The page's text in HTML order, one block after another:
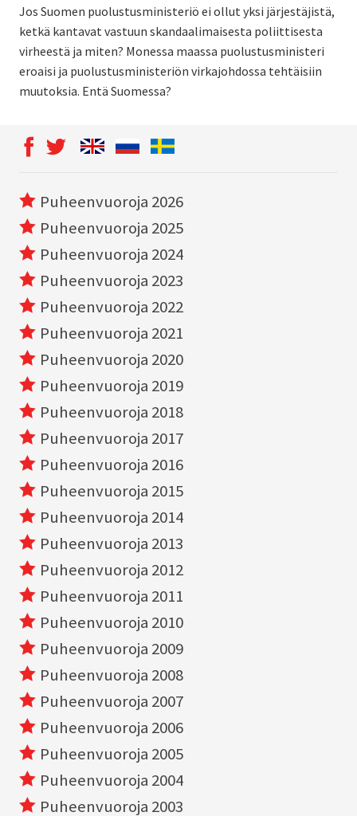
Jos Suomen puolustusministeriö ei ollut yksi järjestäjistä,
ketkä kantavat vastuun skandaalimaisesta poliittisesta
virheestä ja miten? Monessa maassa puolustusministeri
eroaisi ja puolustusministeriön virkajohdossa tehtäisiin
muutoksia. Entä Suomessa?
Puheenvuoroja 2026
Puheenvuoroja 2025
Puheenvuoroja 2024
Puheenvuoroja 2023
Puheenvuoroja 2022
Puheenvuoroja 2021
Puheenvuoroja 2020
Puheenvuoroja 2019
Puheenvuoroja 2018
Puheenvuoroja 2017
Puheenvuoroja 2016
Puheenvuoroja 2015
Puheenvuoroja 2014
Puheenvuoroja 2013
Puheenvuoroja 2012
Puheenvuoroja 2011
Puheenvuoroja 2010
Puheenvuoroja 2009
Puheenvuoroja 2008
Puheenvuoroja 2007
Puheenvuoroja 2006
Puheenvuoroja 2005
Puheenvuoroja 2004
Puheenvuoroja 2003